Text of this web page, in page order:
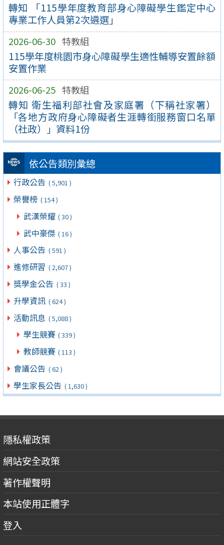
轉知 「115學年度教育部身心障礙學生鑑定中心
專業工作人員第2次遴選」
2026-06-30 特教組
115學年度桃園市身心障礙學生適性輔導安置餘額
安置作業
2026-06-25 特教組
轉知 衛生福利部社會及家庭署（下稱社家署）
「各地方政府身心障礙者生涯轉銜服務窗口名單
（社政）」資料1份
依公告類別彙總
行政公告 ( 5,901 )
榮譽榜 ( 154 )
武漢榮耀 ( 30 )
武中豪傑 ( 16 )
人事公告 ( 591 )
進修研習 ( 2,607 )
獎學金公告 ( 33 )
升學資訊 ( 624 )
活動訊息 ( 5,088 )
學生競賽 ( 339 )
教師競賽 ( 113 )
會議公告 ( 62 )
學生家長公告 ( 1,630 )
隱私權政策
網站安全政策
著作權聲明
本站使用正體字
登入